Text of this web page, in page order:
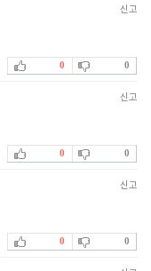
신고
0 0
신고
0 0
신고
0 0